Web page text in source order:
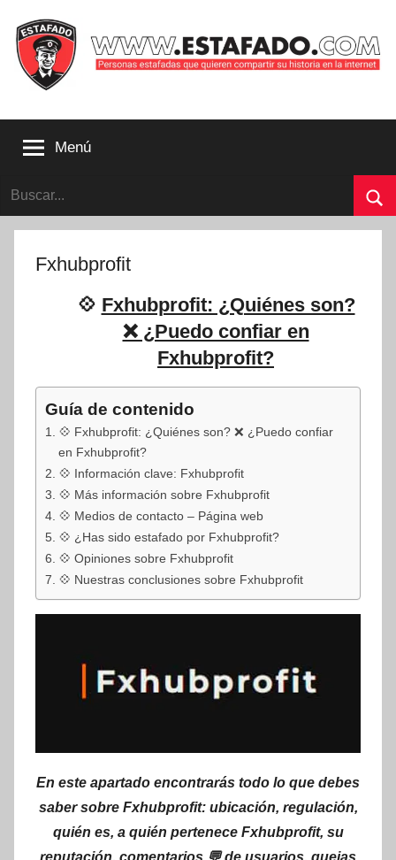
contenido
que
compartir
su
Menú
Buscar:
Fxhubprofit
💠 Fxhubprofit: ¿Quiénes son?
❌ ¿Puedo confiar en
Fxhubprofit?
Guía de contenido
💠 Fxhubprofit: ¿Quiénes son? ❌ ¿Puedo confiar
en Fxhubprofit?
💠 Información clave: Fxhubprofit
💠 Más información sobre Fxhubprofit
💠 Medios de contacto – Página web
💠 ¿Has sido estafado por Fxhubprofit?
💠 Opiniones sobre Fxhubprofit
💠 Nuestras conclusiones sobre Fxhubprofit
En este apartado encontrarás todo lo que debes
saber sobre Fxhubprofit: ubicación, regulación,
quién es, a quién pertenece Fxhubprofit, su
reputación, comentarios 💬 de usuarios, quejas